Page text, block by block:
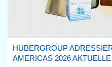
HUBERGROUP
AMERICAS 2026